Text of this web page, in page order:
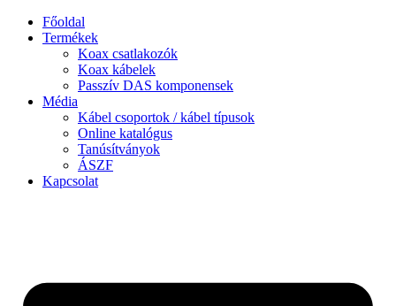
Ugrás
tartalomhoz
Főoldal
Termékek
Koax csatlakozók
Koax kábelek
Passzív DAS komponensek
Média
Kábel csoportok / kábel típusok
Online katalógus
Tanúsítványok
ÁSZF
Kapcsolat